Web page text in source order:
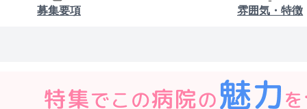
募集要項 雰囲気・特徴